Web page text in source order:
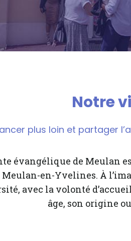
Notre
plus loin et partager
évangélique de Meulan
en-Yvelines. À
avec la volonté
âge, son origine